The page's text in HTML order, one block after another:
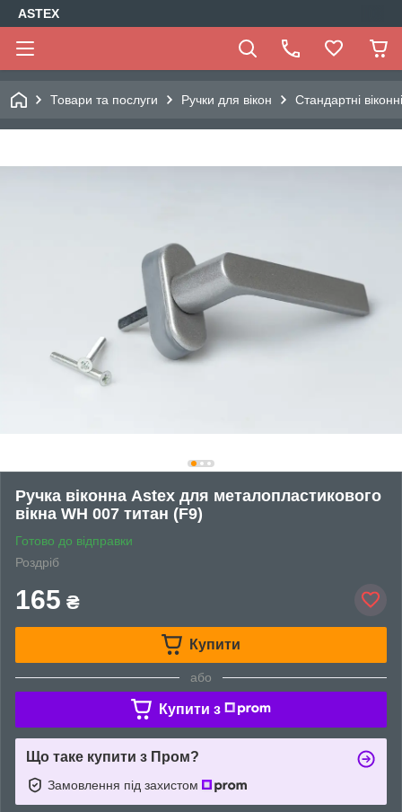
ASTEX
Товари та послуги Ручки для вікон Стандартні
Ручка віконна Astex для металопластикового
вікна WH 007 титан (F9)
Готово до відправки
Роздріб
165 ₴
Купити
або
Купити з
Що таке купити з Пром?
Замовлення під захистом